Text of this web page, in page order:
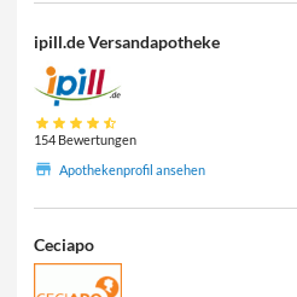
ipill.de Versandapotheke
154 Bewertungen
Apothekenprofil ansehen
Ceciapo